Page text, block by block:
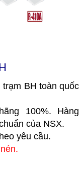
BH toàn quốc
100%. Hàng
của NSX.
yêu cầu.